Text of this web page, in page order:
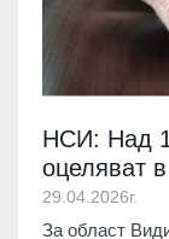
НСИ: Над
оцеляват
29.04.2026г.
За област